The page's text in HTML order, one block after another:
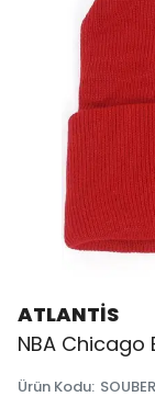
ATLANTİS
NBA Chicago
Ürün Kodu: